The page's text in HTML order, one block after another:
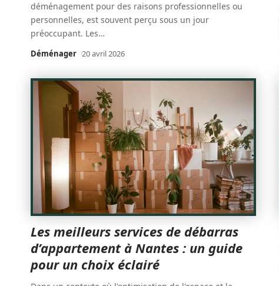
déménagement pour des raisons professionnelles ou
personnelles, est souvent perçu sous un jour
préoccupant. Les…
Déménager 20 avril 2026
Les meilleurs services de débarras
d’appartement à Nantes : un guide
pour un choix éclairé